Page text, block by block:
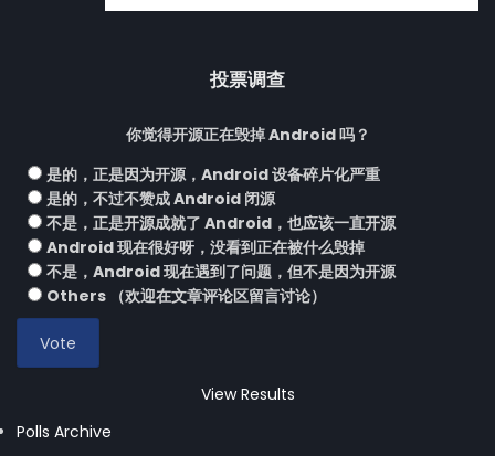
投票调查
你觉得开源正在毁掉 Android 吗？
是的，正是因为开源，Android 设备碎片化严重
是的，不过不赞成 Android 闭源
不是，正是开源成就了 Android，也应该一直开源
Android 现在很好呀，没看到正在被什么毁掉
不是，Android 现在遇到了问题，但不是因为开源
Others （欢迎在文章评论区留言讨论）
View Results
Polls Archive